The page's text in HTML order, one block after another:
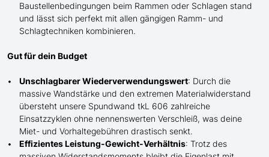
Baustellenbedingungen beim Rammen oder Schlagen stand
und lässt sich perfekt mit allen gängigen Ramm- und
Schlagtechniken kombinieren.
Gut für dein Budget
Unschlagbarer Wiederverwendungswert: Durch die
massive Wandstärke und den extremen Materialwiderstand
übersteht unsere Spundwand tkL 606 zahlreiche
Einsatzzyklen ohne nennenswerten Verschleiß, was deine
Miet- und Vorhaltegebühren drastisch senkt.
Effizientes Leistung-Gewicht-Verhältnis: Trotz des